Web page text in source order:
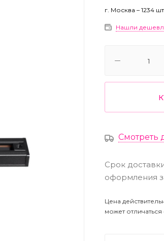
г. Москва – 1234
Нашли
Смотреть
Срок
оформления
Цена
может